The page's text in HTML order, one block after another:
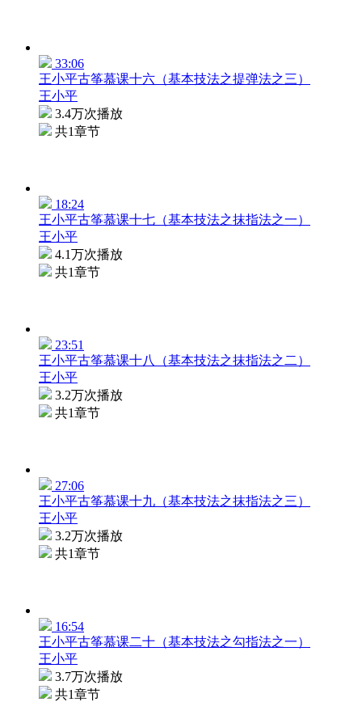
33:06
王小平古筝慕课十六（基本技法之提弹法之三）
王小平
3.4万次播放
共1章节
18:24
王小平古筝慕课十七（基本技法之抹指法之一）
王小平
4.1万次播放
共1章节
23:51
王小平古筝慕课十八（基本技法之抹指法之二）
王小平
3.2万次播放
共1章节
27:06
王小平古筝慕课十九（基本技法之抹指法之三）
王小平
3.2万次播放
共1章节
16:54
王小平古筝慕课二十（基本技法之勾指法之一）
王小平
3.7万次播放
共1章节